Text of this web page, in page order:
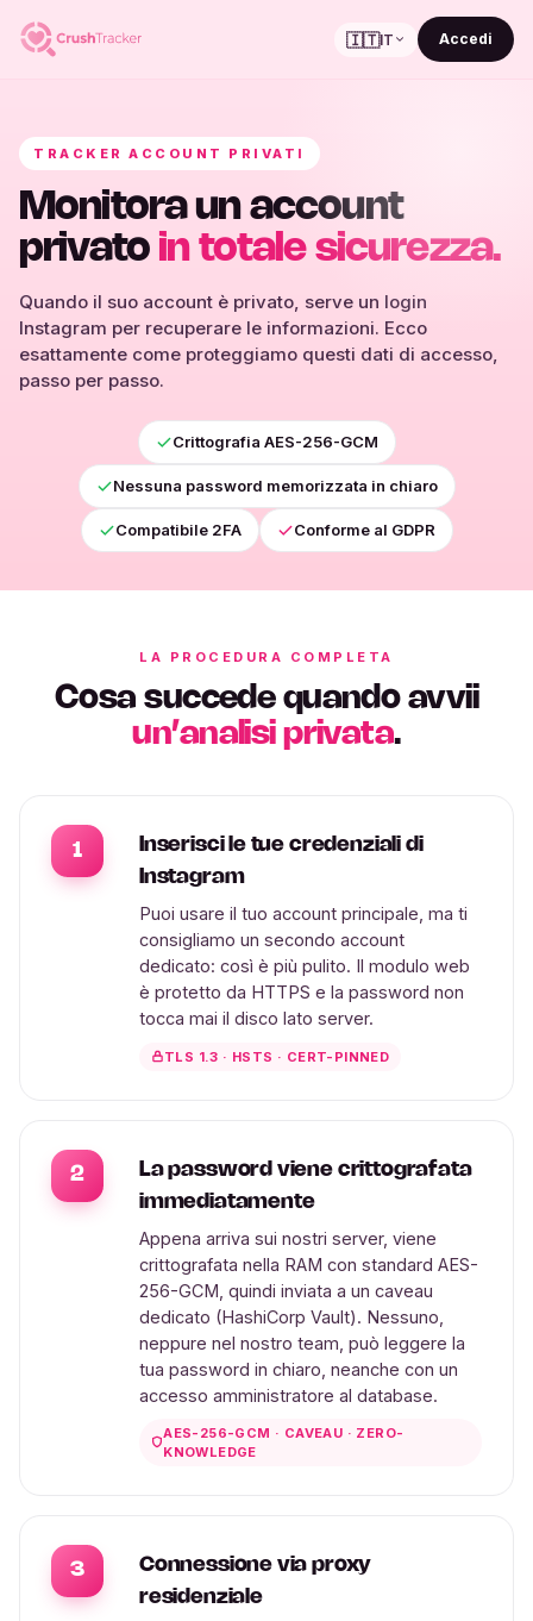
🇮🇹IT Accedi
TRACKER ACCOUNT PRIVATI
Monitora un account
privato in totale sicurezza.
Quando il suo account è privato, serve un login
Instagram per recuperare le informazioni. Ecco
esattamente come proteggiamo questi dati di accesso,
passo per passo.
Crittografia AES-256-GCM
Nessuna password memorizzata in chiaro
Compatibile 2FA Conforme al GDPR
LA PROCEDURA COMPLETA
Cosa succede quando avvii
un’analisi privata.
1
Inserisci le tue credenziali di
Instagram
Puoi usare il tuo account principale, ma ti
consigliamo un secondo account
dedicato: così è più pulito. Il modulo web
è protetto da HTTPS e la password non
tocca mai il disco lato server.
TLS 1.3 · HSTS · CERT-PINNED
2
La password viene crittografata
immediatamente
Appena arriva sui nostri server, viene
crittografata nella RAM con standard AES-
256-GCM, quindi inviata a un caveau
dedicato (HashiCorp Vault). Nessuno,
neppure nel nostro team, può leggere la
tua password in chiaro, neanche con un
accesso amministratore al database.
AES-256-GCM · CAVEAU · ZERO-
KNOWLEDGE
3
Connessione via proxy
residenziale